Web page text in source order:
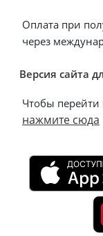
Оплата при
через
Версия сайта
Чтобы перейти
нажмите сюда